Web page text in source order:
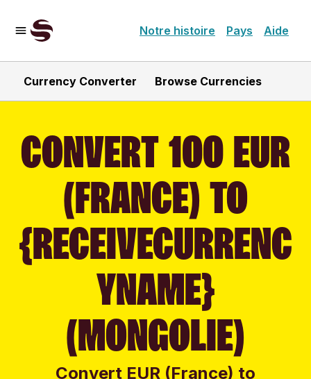
Notre histoire Pays Aide
Currency Converter Browse Currencies
CONVERT 100 EUR
(FRANCE) TO
{RECEIVECURRENC
YNAME}
(MONGOLIE)
Convert EUR (France) to